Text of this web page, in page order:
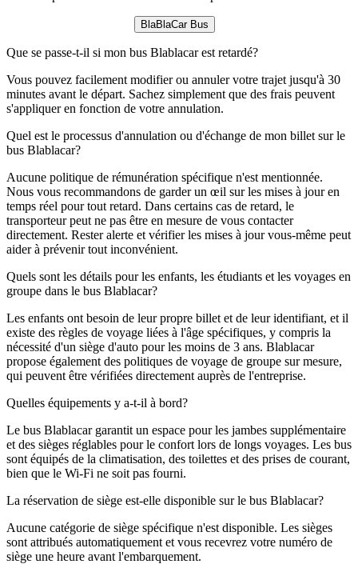
BlaBlaCar Bus
Que se passe-t-il si mon bus Blablacar est retardé?
Vous pouvez facilement modifier ou annuler votre trajet jusqu'à 30
minutes avant le départ. Sachez simplement que des frais peuvent
s'appliquer en fonction de votre annulation.
Quel est le processus d'annulation ou d'échange de mon billet sur le
bus Blablacar?
Aucune politique de rémunération spécifique n'est mentionnée.
Nous vous recommandons de garder un œil sur les mises à jour en
temps réel pour tout retard. Dans certains cas de retard, le
transporteur peut ne pas être en mesure de vous contacter
directement. Rester alerte et vérifier les mises à jour vous-même peut
aider à prévenir tout inconvénient.
Quels sont les détails pour les enfants, les étudiants et les voyages en
groupe dans le bus Blablacar?
Les enfants ont besoin de leur propre billet et de leur identifiant, et il
existe des règles de voyage liées à l'âge spécifiques, y compris la
nécessité d'un siège d'auto pour les moins de 3 ans. Blablacar
propose également des politiques de voyage de groupe sur mesure,
qui peuvent être vérifiées directement auprès de l'entreprise.
Quelles équipements y a-t-il à bord?
Le bus Blablacar garantit un espace pour les jambes supplémentaire
et des sièges réglables pour le confort lors de longs voyages. Les bus
sont équipés de la climatisation, des toilettes et des prises de courant,
bien que le Wi-Fi ne soit pas fourni.
La réservation de siège est-elle disponible sur le bus Blablacar?
Aucune catégorie de siège spécifique n'est disponible. Les sièges
sont attribués automatiquement et vous recevrez votre numéro de
siège une heure avant l'embarquement.